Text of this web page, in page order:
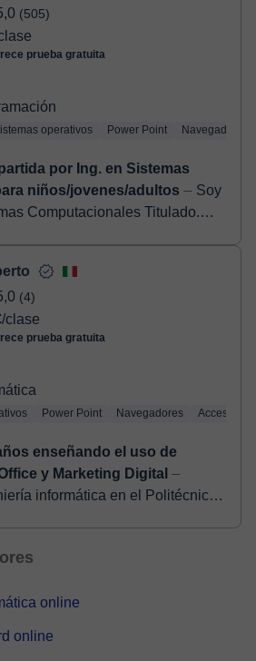
(505)
prueba gratuita
operativos Power Point Navegadores
por Ing. en Sistemas
niños/jovenes/adultos ⏤ Soy
Computacionales Titulado.
(4)
/clase
prueba gratuita
Power Point Navegadores Access
enseñando el uso de
y Marketing Digital ⏤
informática en el Politécnico
online
online